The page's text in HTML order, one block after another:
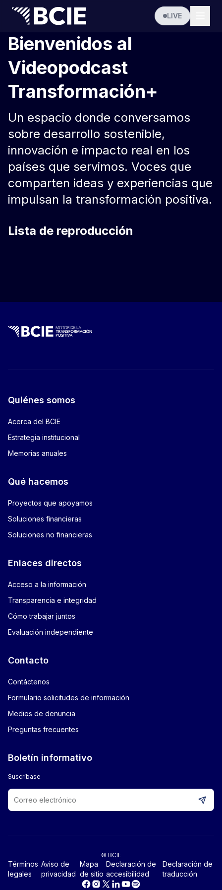
LIVE
Bienvenidos al
Videopodcast
Transformación+
Un espacio donde conversamos
sobre desarrollo sostenible,
innovación e impacto real en los
países que servimos. Voces que
comparten ideas y experiencias que
impulsan la transformación positiva.
Lista de reproducción
Quiénes somos
Acerca del BCIE
Estrategia institucional
Memorias anuales
Qué hacemos
Proyectos que apoyamos
Soluciones financieras
Soluciones no financieras
Enlaces directos
Acceso a la información
Transparencia e integridad
Cómo trabajar juntos
Evaluación independiente
Contacto
Contáctenos
Formulario solicitudes de información
Medios de denuncia
Preguntas frecuentes
Boletín informativo
Suscríbase
© BCIE
Términos
legales
Aviso de
privacidad
Mapa
de sitio
Declaración de
accesibilidad
Declaración de
traducción